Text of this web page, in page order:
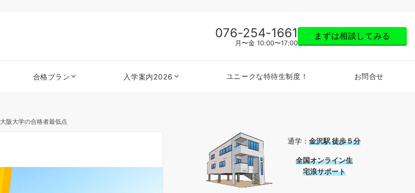
076-254-1661
月〜金 10:00〜17:00
まずは相談してみる
合格プラン 入学案内2026 ユニークな特待生制度！ お問合せ
大阪大学の合格者最低点
通学：金沢駅 徒歩５分
全国オンライン生
宅浪サポート